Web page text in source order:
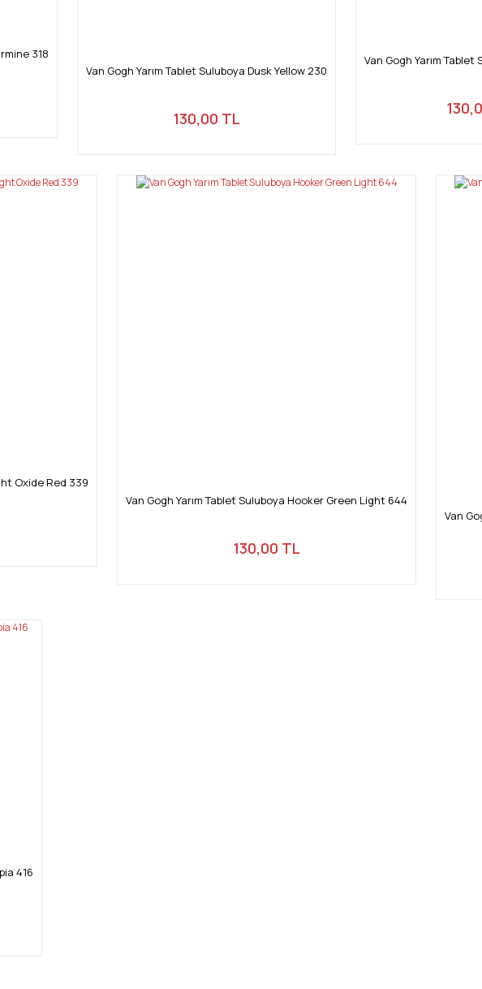
318
Van Gogh Yarım Tablet Suluboya Dusk Yellow 230
130,00 TL
Van Gogh Yarım
Oxide Red 339
Van Gogh Yarım Tablet Suluboya Hooker Green Light 644
130,00 TL
Van
416